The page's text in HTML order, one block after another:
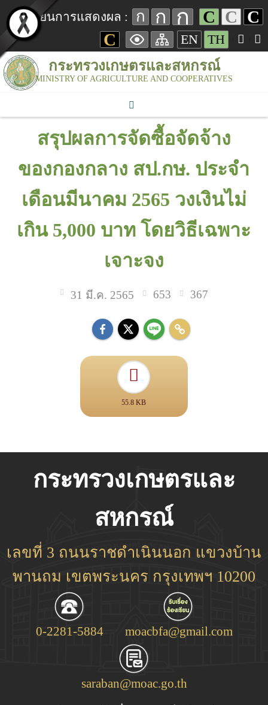
เปลี่ยนการแสดงผล : ก ก ก C C C
C
EN TH
กระทรวงเกษตรและสหกรณ์
MINISTRY OF AGRICULTURE AND COOPERATIVES
สรุปผลการจัดซื้อจัดจ้าง
ของกองกลาง สป.กษ. ประจำ
เดือนมีนาคม 2565 วงเงินไม่
เกิน 5,000 บาท โดยวิธีเฉพาะ
เจาะจง
31 มี.ค. 2565 653 367
55.8 KB
กระทรวงเกษตรและ
สหกรณ์
เลขที่ 3 ถนนราชดำเนินนอก แขวงบ้าน
พานถม เขตพระนคร กรุงเทพฯ 10200
0-2281-5884 moacbfa@gmail.com
saraban@moac.go.th